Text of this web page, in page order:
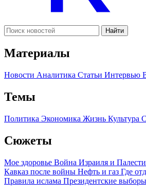
Найти
Материалы
Новости Аналитика Статьи Интервью
Темы
Политика Экономика Жизнь Культура
Сюжеты
Мое здоровье Война Израиля и
Кавказ после войны Нефть и газ Где
Правила ислама Президентские